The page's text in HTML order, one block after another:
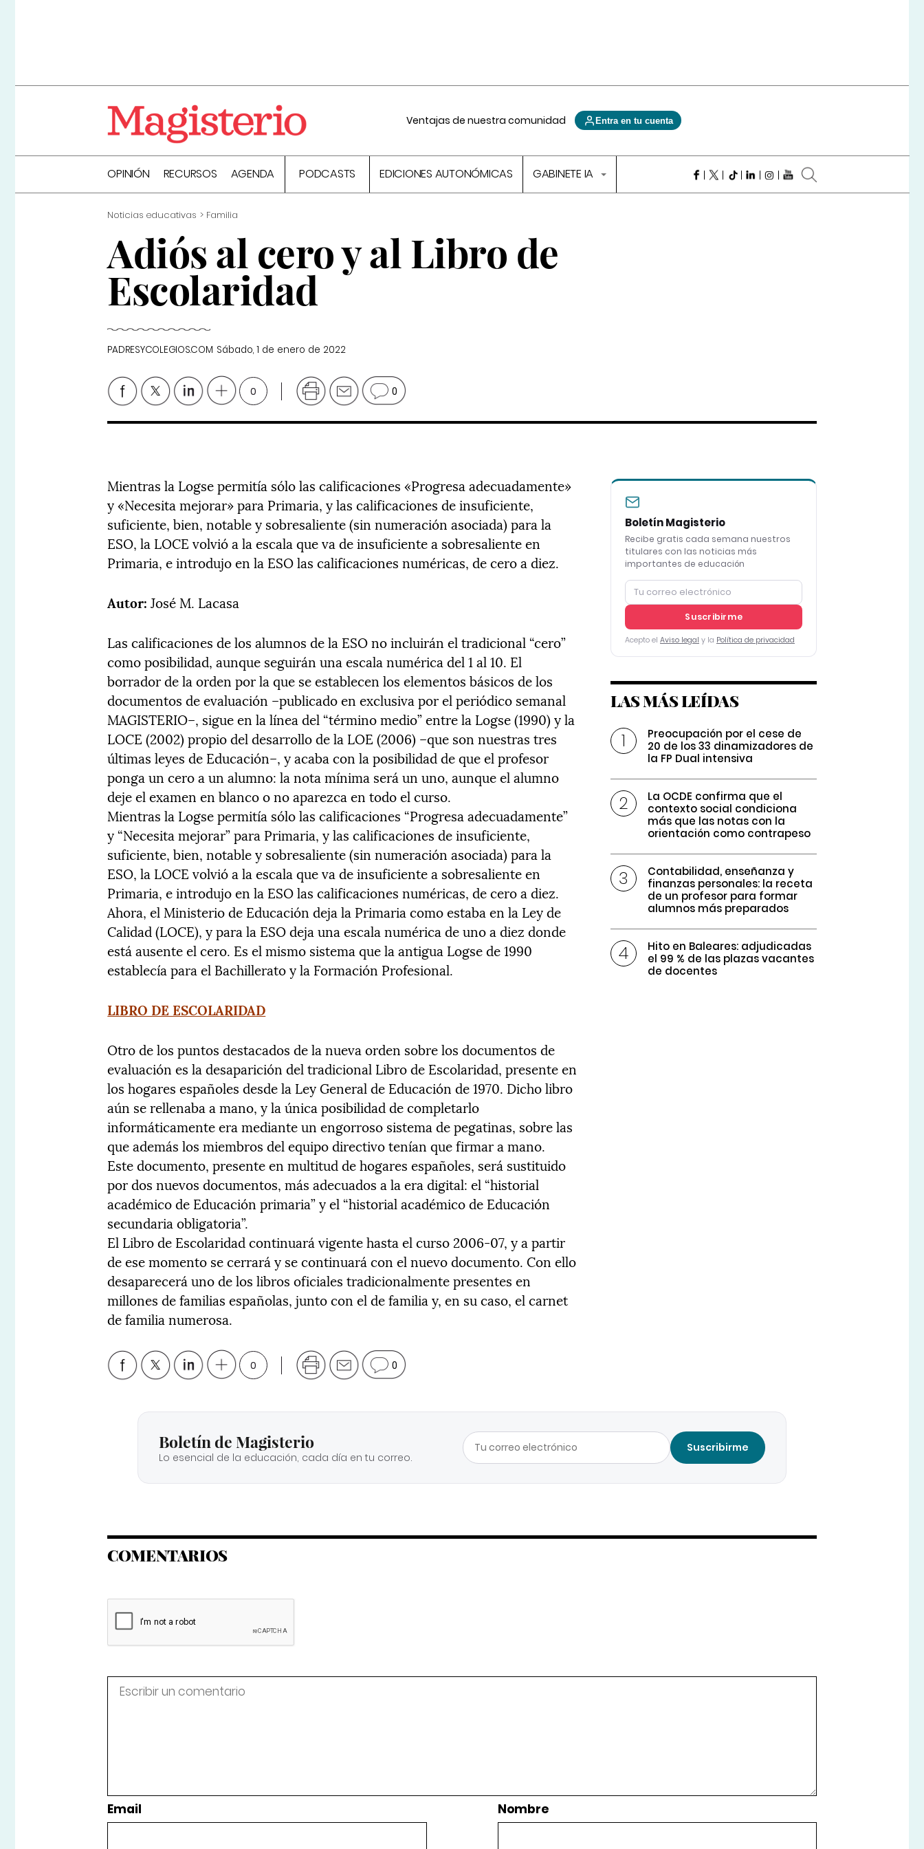
Ventajas de nuestra comunidad Entra en tu cuenta
OPINIÓN RECURSOS AGENDA PODCASTS EDICIONES AUTONÓMICAS GABINETE IA
Noticias educativas Familia
Adiós al cero y al Libro de
Escolaridad
PADRESYCOLEGIOS.COM Sábado, 1 de enero de 2022
0 0
Mientras la Logse permitía sólo las calificaciones «Progresa adecuadamente»
y «Necesita mejorar» para Primaria, y las calificaciones de insuficiente,
suficiente, bien, notable y sobresaliente (sin numeración asociada) para la
ESO, la LOCE volvió a la escala que va de insuficiente a sobresaliente en
Primaria, e introdujo en la ESO las calificaciones numéricas, de cero a diez.
Autor:José M. Lacasa
Las calificaciones de los alumnos de la ESO no incluirán el tradicional “cero”
como posibilidad, aunque seguirán una escala numérica del 1 al 10. El
borrador de la orden por la que se establecen los elementos básicos de los
documentos de evaluación –publicado en exclusiva por el periódico semanal
MAGISTERIO–, sigue en la línea del “término medio” entre la Logse (1990) y la
LOCE (2002) propio del desarrollo de la LOE (2006) –que son nuestras tres
últimas leyes de Educación–, y acaba con la posibilidad de que el profesor
ponga un cero a un alumno: la nota mínima será un uno, aunque el alumno
deje el examen en blanco o no aparezca en todo el curso.
Mientras la Logse permitía sólo las calificaciones “Progresa adecuadamente”
y “Necesita mejorar” para Primaria, y las calificaciones de insuficiente,
suficiente, bien, notable y sobresaliente (sin numeración asociada) para la
ESO, la LOCE volvió a la escala que va de insuficiente a sobresaliente en
Primaria, e introdujo en la ESO las calificaciones numéricas, de cero a diez.
Ahora, el Ministerio de Educación deja la Primaria como estaba en la Ley de
Calidad (LOCE), y para la ESO deja una escala numérica de uno a diez donde
está ausente el cero. Es el mismo sistema que la antigua Logse de 1990
establecía para el Bachillerato y la Formación Profesional.
LIBRO DE ESCOLARIDAD
Otro de los puntos destacados de la nueva orden sobre los documentos de
evaluación es la desaparición del tradicional Libro de Escolaridad, presente en
los hogares españoles desde la Ley General de Educación de 1970. Dicho libro
aún se rellenaba a mano, y la única posibilidad de completarlo
informáticamente era mediante un engorroso sistema de pegatinas, sobre las
que además los miembros del equipo directivo tenían que firmar a mano.
Este documento, presente en multitud de hogares españoles, será sustituido
por dos nuevos documentos, más adecuados a la era digital: el “historial
académico de Educación primaria” y el “historial académico de Educación
secundaria obligatoria”.
El Libro de Escolaridad continuará vigente hasta el curso 2006-07, y a partir
de ese momento se cerrará y se continuará con el nuevo documento. Con ello
desaparecerá uno de los libros oficiales tradicionalmente presentes en
millones de familias españolas, junto con el de familia y, en su caso, el carnet
de familia numerosa.
0 0
Boletín Magisterio
Recibe gratis cada semana nuestros
titulares con las noticias más
importantes de educación
Suscribirme
Acepto el Aviso legal y la Política de privacidad
LAS MÁS LEÍDAS
Preocupación por el cese de
20 de los 33 dinamizadores de
la FP Dual intensiva
La OCDE confirma que el
contexto social condiciona
más que las notas con la
orientación como contrapeso
Contabilidad, enseñanza y
finanzas personales: la receta
de un profesor para formar
alumnos más preparados
Hito en Baleares: adjudicadas
el 99 % de las plazas vacantes
de docentes
Boletín de Magisterio
Lo esencial de la educación, cada día en tu correo.
Suscribirme
COMENTARIOS
Email Nombre